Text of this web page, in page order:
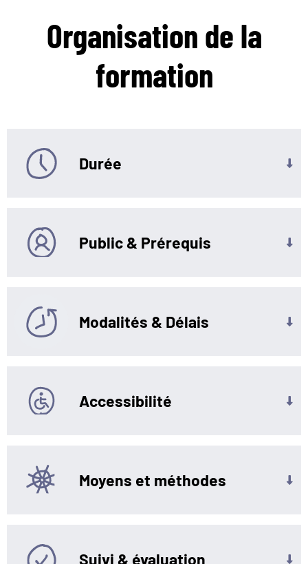
Organisation de la
formation
Durée
Public & Prérequis
Modalités & Délais
Accessibilité
Moyens et méthodes
Suivi & évaluation